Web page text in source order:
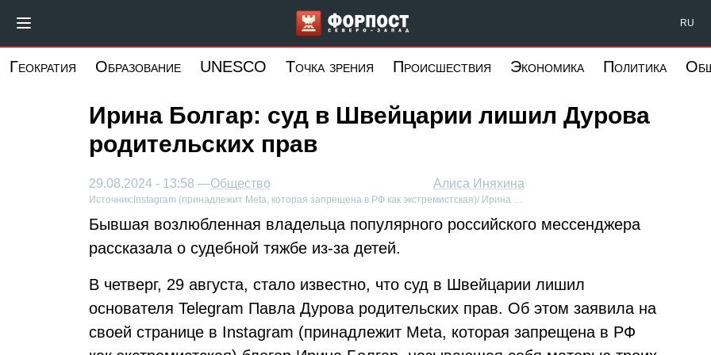
основному
Форпост Северо-Запад RU
Геократия Образование UNESCO Точка зрения Происшествия Экономика Политика
Ирина Болгар: суд в Швейцарии лишил Дурова
родительских прав
Алиса Иняхина
29.08.2024 - 13:58 —Общество
Источник: Instagram (принадлежит Meta, которая запрещена в РФ как экстремистская)/ Ирина …
Бывшая возлюбленная владельца популярного российского мессенджера
рассказала о судебной тяжбе из-за детей.
В четверг, 29 августа, стало известно, что суд в Швейцарии лишил
основателя Telegram Павла Дурова родительских прав. Об этом заявила на
своей странице в Instagram (принадлежит Meta, которая запрещена в РФ